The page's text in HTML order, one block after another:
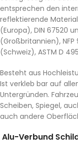
entsprechen den
reflektierende
(Europa), DIN 67520
(Großbritannien),
(Schweiz), ASTM D
Besteht aus
Ist verkleb bar auf
Untergründen.
Scheiben, Spiegel,
auch andere
Alu-Verbund